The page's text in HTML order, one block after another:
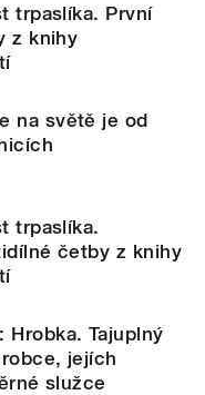
trpaslíka. První
z knihy
na světě je od
trpaslíka.
četby z knihy
Hrobka. Tajuplný
jejích
služce